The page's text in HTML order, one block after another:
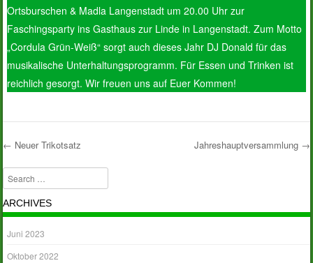
Ortsburschen & Madla Langenstadt um 20.00 Uhr zur
Faschingsparty ins Gasthaus zur Linde in Langenstadt. Zum Motto
„Cordula Grün-Weiß“ sorgt auch dieses Jahr DJ Donald für das
musikalische Unterhaltungsprogramm. Für Essen und Trinken ist
reichlich gesorgt. Wir freuen uns auf Euer Kommen!
Post navigation
← Neuer Trikotsatz Jahreshauptversammlung →
Search
ARCHIVES
Juni 2023
Oktober 2022